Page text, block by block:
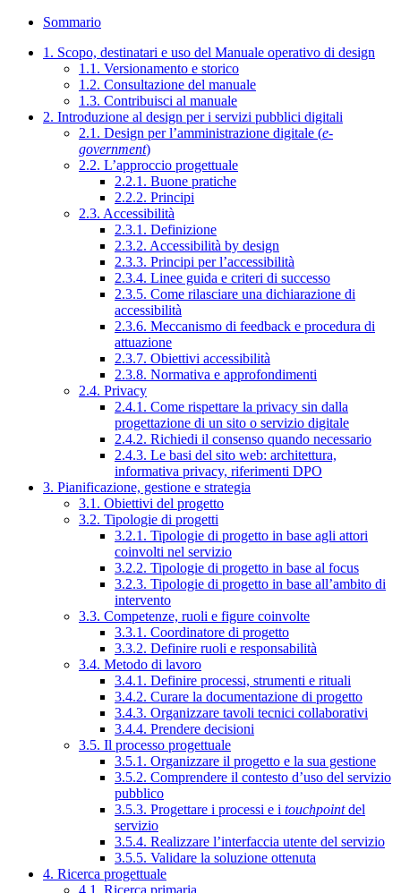
Sommario
1. Scopo, destinatari e uso del Manuale operativo di design
1.1. Versionamento e storico
1.2. Consultazione del manuale
1.3. Contribuisci al manuale
2. Introduzione al design per i servizi pubblici digitali
2.1. Design per l’amministrazione digitale (e-
government)
2.2. L’approccio progettuale
2.2.1. Buone pratiche
2.2.2. Principi
2.3. Accessibilità
2.3.1. Definizione
2.3.2. Accessibilità by design
2.3.3. Principi per l’accessibilità
2.3.4. Linee guida e criteri di successo
2.3.5. Come rilasciare una dichiarazione di
accessibilità
2.3.6. Meccanismo di feedback e procedura di
attuazione
2.3.7. Obiettivi accessibilità
2.3.8. Normativa e approfondimenti
2.4. Privacy
2.4.1. Come rispettare la privacy sin dalla
progettazione di un sito o servizio digitale
2.4.2. Richiedi il consenso quando necessario
2.4.3. Le basi del sito web: architettura,
informativa privacy, riferimenti DPO
3. Pianificazione, gestione e strategia
3.1. Obiettivi del progetto
3.2. Tipologie di progetti
3.2.1. Tipologie di progetto in base agli attori
coinvolti nel servizio
3.2.2. Tipologie di progetto in base al focus
3.2.3. Tipologie di progetto in base all’ambito di
intervento
3.3. Competenze, ruoli e figure coinvolte
3.3.1. Coordinatore di progetto
3.3.2. Definire ruoli e responsabilità
3.4. Metodo di lavoro
3.4.1. Definire processi, strumenti e rituali
3.4.2. Curare la documentazione di progetto
3.4.3. Organizzare tavoli tecnici collaborativi
3.4.4. Prendere decisioni
3.5. Il processo progettuale
3.5.1. Organizzare il progetto e la sua gestione
3.5.2. Comprendere il contesto d’uso del servizio
pubblico
3.5.3. Progettare i processi e i touchpointdel
servizio
3.5.4. Realizzare l’interfaccia utente del servizio
3.5.5. Validare la soluzione ottenuta
4. Ricerca progettuale
4.1. Ricerca primaria